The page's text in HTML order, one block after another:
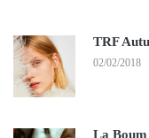
TRF
02/02/2018
La Boum